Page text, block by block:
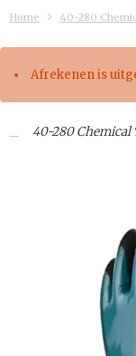
Home 40-280
Afrekenen is
40-280 Chemical